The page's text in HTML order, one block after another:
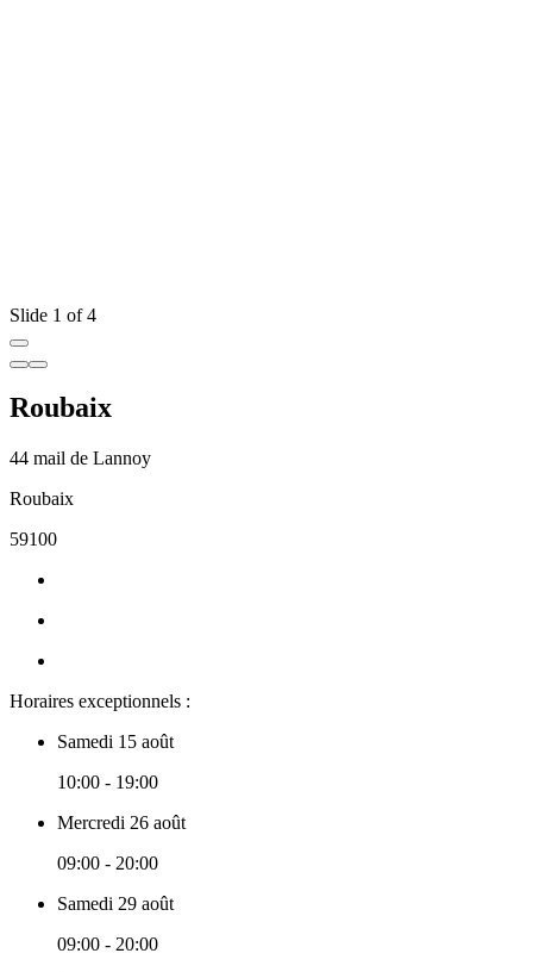
Slide 1 of 4
Roubaix
44 mail de Lannoy
Roubaix
59100
Horaires exceptionnels :
Samedi 15 août
10:00 - 19:00
Mercredi 26 août
09:00 - 20:00
Samedi 29 août
09:00 - 20:00